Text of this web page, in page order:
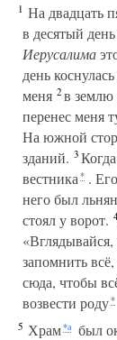
1 На двадцать
в десятый
Иерусалима
день
меня 2в землю
перенес меня
На южной
зданий. 3
вестника * .
него был
стоял у ворот.
запомнить
сюда, чтобы
возвести роду*
5 Храм*а
был